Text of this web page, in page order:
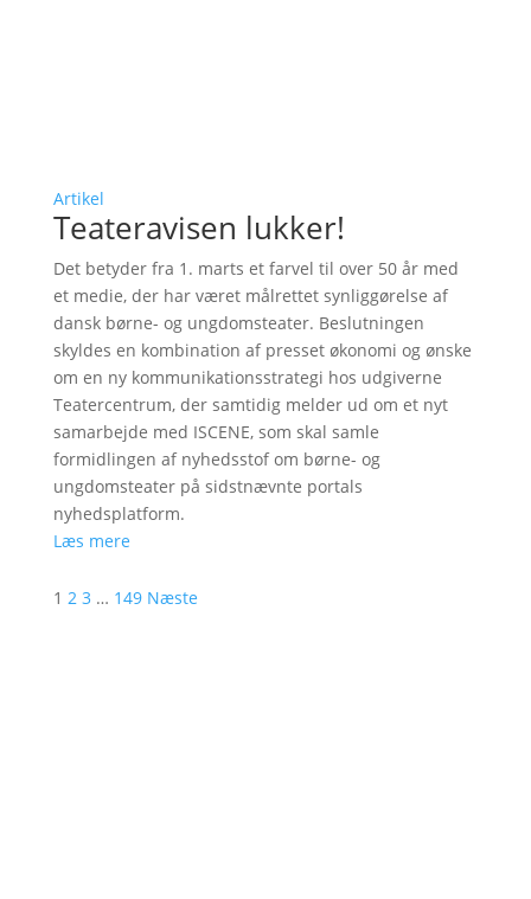
Artikel
Teateravisen lukker!
Det betyder fra 1. marts et farvel til over 50 år med
et medie, der har været målrettet synliggørelse af
dansk børne- og ungdomsteater. Beslutningen
skyldes en kombination af presset økonomi og ønske
om en ny kommunikationsstrategi hos udgiverne
Teatercentrum, der samtidig melder ud om et nyt
samarbejde med ISCENE, som skal samle
formidlingen af nyhedsstof om børne- og
ungdomsteater på sidstnævnte portals
nyhedsplatform.
Læs mere
1 2 3 … 149 Næste